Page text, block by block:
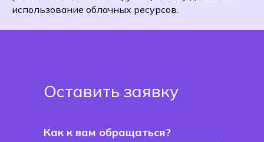
использование облачных ресурсов.
Оставить заявку
Как к вам обращаться?